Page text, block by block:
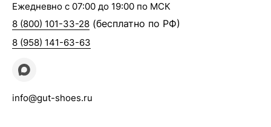
Ежедневно с 07:00 до 19:00 по МСК
8 (800) 101-33-28 (бесплатно по РФ)
8 (958) 141-63-63
info@gut-shoes.ru